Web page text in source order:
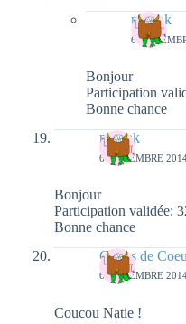
natieak
6
Bonjour
Participation
Bonne chance
natieak
6 NOVEMBRE
Bonjour
Participation validée:
Bonne chance
Coups de
6 NOVEMBRE
Coucou Natie !